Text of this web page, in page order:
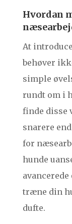
Hvordan
At
behøver
simple
rundt om i
finde disse
snarere
for
hunde
træne din
dufte.